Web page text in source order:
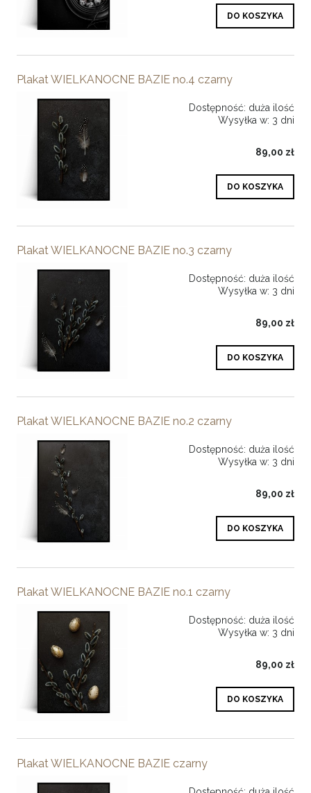
DO KOSZYKA
Plakat WIELKANOCNE BAZIE no.4 czarny
Dostępność: duża ilość
Wysyłka w: 3 dni
89,00 zł
DO KOSZYKA
Plakat WIELKANOCNE BAZIE no.3 czarny
Dostępność: duża ilość
Wysyłka w: 3 dni
89,00 zł
DO KOSZYKA
Plakat WIELKANOCNE BAZIE no.2 czarny
Dostępność: duża ilość
Wysyłka w: 3 dni
89,00 zł
DO KOSZYKA
Plakat WIELKANOCNE BAZIE no.1 czarny
Dostępność: duża ilość
Wysyłka w: 3 dni
89,00 zł
DO KOSZYKA
Plakat WIELKANOCNE BAZIE czarny